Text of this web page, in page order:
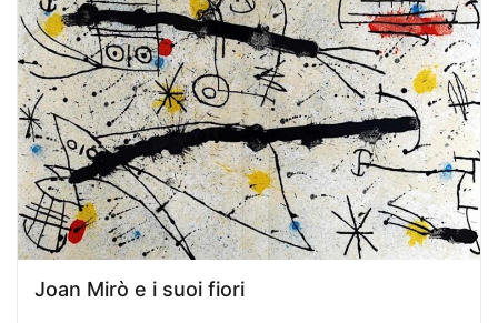
Joan Mirò e i suoi fiori